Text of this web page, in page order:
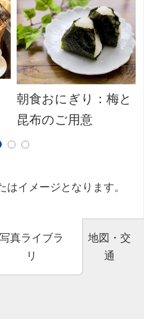
朝食おにぎり：梅と
昆布のご用意
イメージとなります。
写真ライブラ
リ
地図・交
通